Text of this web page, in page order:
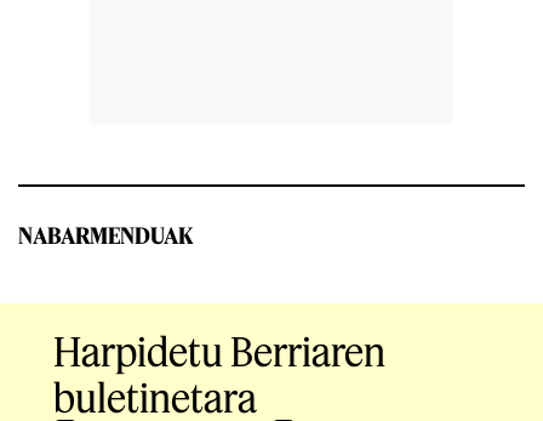
NABARMENDUAK
Harpidetu Berriaren
buletinetara